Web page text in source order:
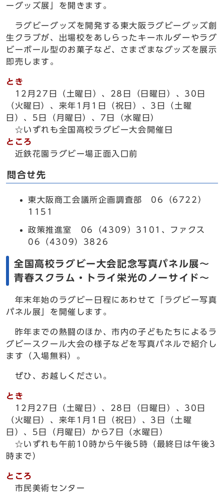
ーグッズ展」を開きます。
ラグビーグッズを開発する東大阪ラグビーグッズ創
生クラブが、出場校をあしらったキーホルダーやラグ
ビーボール型のお菓子など、さまざまなグッズを展示
即売します。
とき
12月27日（土曜日）、28日（日曜日）、30日
（火曜日）、来年1月1日（祝日）、3日（土曜
日）、5日（月曜日）、7日（水曜日）
☆いずれも全国高校ラグビー大会開催日
ところ
近鉄花園ラグビー場正面入口前
問合せ先
東大阪商工会議所企画調査部 06（6722）
1151
政策推進室 06（4309）3101、ファクス
06（4309）3826
全国高校ラグビー大会記念写真パネル展～
青春スクラム・トライ栄光のノーサイド～
年末年始のラグビー日程にあわせて「ラグビー写真
パネル展」を開催します。
昨年までの熱闘のほか、市内の子どもたちによるラ
グビースクール大会の様子などを写真パネルで紹介し
ます（入場無料）。
ぜひ、お越しください。
とき
12月27日（土曜日）、28日（日曜日）、30日
（火曜日）、来年1月1日（祝日）、3日（土曜
日）、5日（月曜日）から7日（水曜日）
☆いずれも午前10時から午後5時（最終日は午後3
時まで）
ところ
市民美術センター